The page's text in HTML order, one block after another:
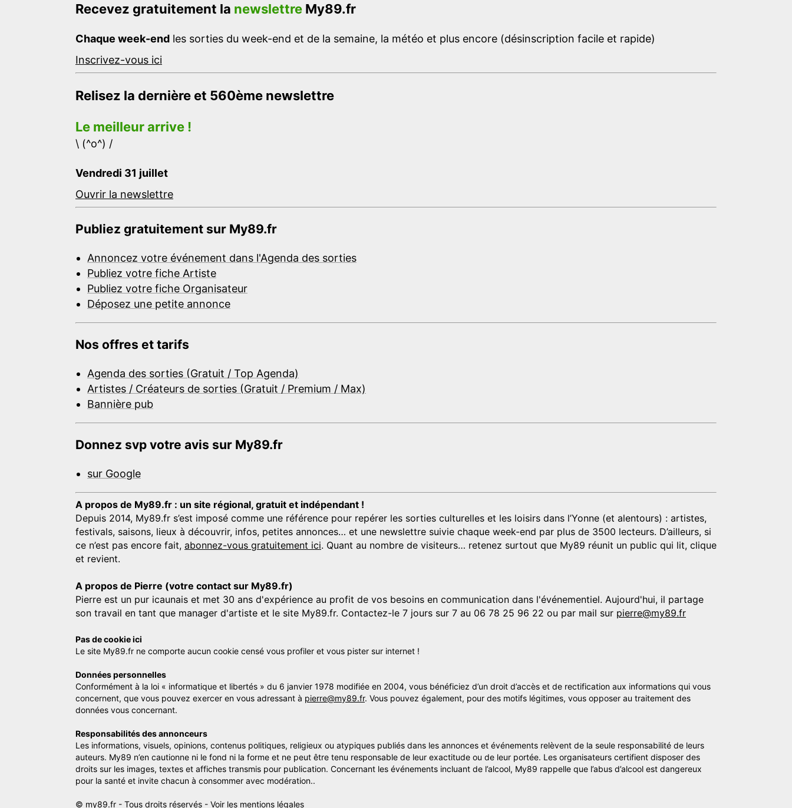
Recevez gratuitement la newslettre My89.fr
Chaque week-end les sorties du week-end et de la semaine, la météo et plus encore (désinscription facile et rapide)
Inscrivez-vous ici
Relisez la dernière et 560ème newslettre
Le meilleur arrive !
\ (^o^) /
Vendredi 31 juillet
Ouvrir la newslettre
Publiez gratuitement sur My89.fr
Annoncez votre événement dans l'Agenda des sorties
Publiez votre fiche Artiste
Publiez votre fiche Organisateur
Déposez une petite annonce
Nos offres et tarifs
Agenda des sorties (Gratuit / Top Agenda)
Artistes / Créateurs de sorties (Gratuit / Premium / Max)
Bannière pub
Donnez svp votre avis sur My89.fr
sur Google
A propos de My89.fr : un site régional, gratuit et indépendant !
Depuis 2014, My89.fr s’est imposé comme une référence pour repérer les sorties culturelles et les loisirs dans l’Yonne (et alentours) : artistes,
festivals, saisons, lieux à découvrir, infos, petites annonces… et une newslettre suivie chaque week-end par plus de 3500 lecteurs. D’ailleurs, si
ce n’est pas encore fait, abonnez-vous gratuitement ici. Quant au nombre de visiteurs… retenez surtout que My89 réunit un public qui lit, clique
et revient.
A propos de Pierre (votre contact sur My89.fr)
Pierre est un pur icaunais et met 30 ans d'expérience au profit de vos besoins en communication dans l'événementiel. Aujourd'hui, il partage
son travail en tant que manager d'artiste et le site My89.fr. Contactez-le 7 jours sur 7 au 06 78 25 96 22 ou par mail sur pierre@my89.fr
Pas de cookie ici
Le site My89.fr ne comporte aucun cookie censé vous profiler et vous pister sur internet !
Données personnelles
Conformément à la loi « informatique et libertés » du 6 janvier 1978 modifiée en 2004, vous bénéficiez d’un droit d’accès et de rectification aux informations qui vous
concernent, que vous pouvez exercer en vous adressant à pierre@my89.fr. Vous pouvez également, pour des motifs légitimes, vous opposer au traitement des
données vous concernant.
Responsabilités des annonceurs
Les informations, visuels, opinions, contenus politiques, religieux ou atypiques publiés dans les annonces et événements relèvent de la seule responsabilité de leurs
auteurs. My89 n’en cautionne ni le fond ni la forme et ne peut être tenu responsable de leur exactitude ou de leur portée. Les organisateurs certifient disposer des
droits sur les images, textes et affiches transmis pour publication. Concernant les événements incluant de l’alcool, My89 rappelle que l’abus d’alcool est dangereux
pour la santé et invite chacun à consommer avec modération..
© my89.fr - Tous droits réservés - Voir les mentions légales